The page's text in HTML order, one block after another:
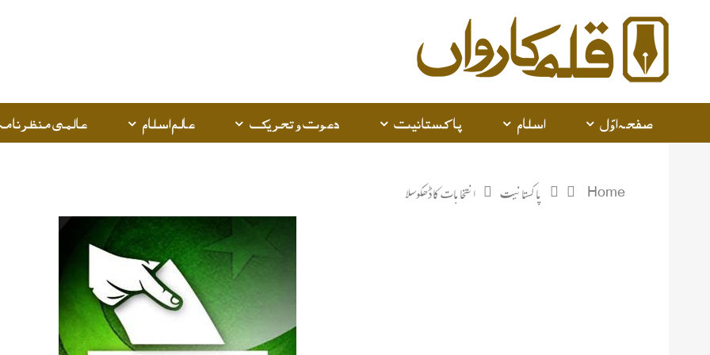
صفحہ اوّل اسلام پاکستانیت دعوت و تحریک عالم اسلام عالمی
Home پاکستانیت انتخابات کا ڈھکوسلا